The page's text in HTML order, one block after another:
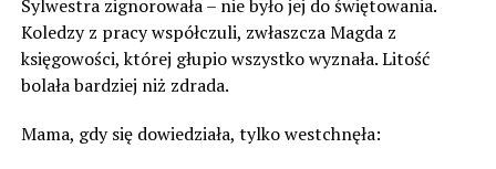
Sylwestra zignorowała – nie było jej do świętowania.
Koledzy z pracy współczuli, zwłaszcza Magda z
księgowości, której głupio wszystko wyznała. Litość
bolała bardziej niż zdrada.
Mama, gdy się dowiedziała, tylko westchnęła: